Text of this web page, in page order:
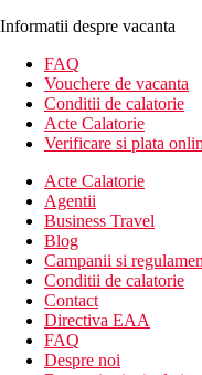
Informatii despre vacanta
FAQ
Vouchere de vacanta
Conditii de calatorie
Acte Calatorie
Verificare si plata
Acte Calatorie
Agentii
Business Travel
Blog
Campanii si
Conditii de calatorie
Contact
Directiva EAA
FAQ
Despre noi